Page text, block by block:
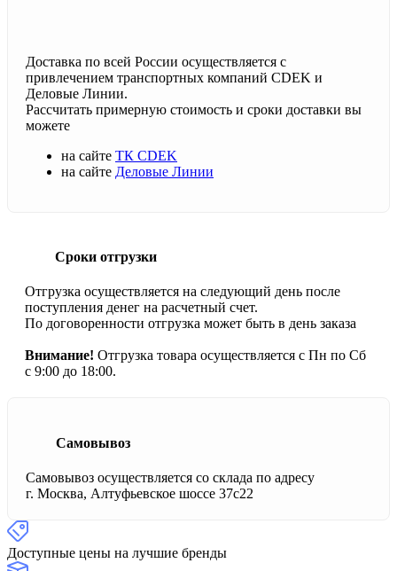
Доставка по всей России осуществляется с
привлечением транспортных компаний CDEK и
Деловые Линии.
Рассчитать примерную стоимость и сроки доставки вы
можете
на сайте ТК CDEK
на сайте Деловые Линии
Сроки отгрузки
Отгрузка осуществляется на следующий день после
поступления денег на расчетный счет.
По договоренности отгрузка может быть в день заказа
Внимание! Отгрузка товара осуществляется с Пн по Сб
с 9:00 до 18:00.
Самовывоз
Самовывоз осуществляется со склада по адресу
г. Москва, Алтуфьевское шоссе 37с22
Доступные цены на лучшие бренды